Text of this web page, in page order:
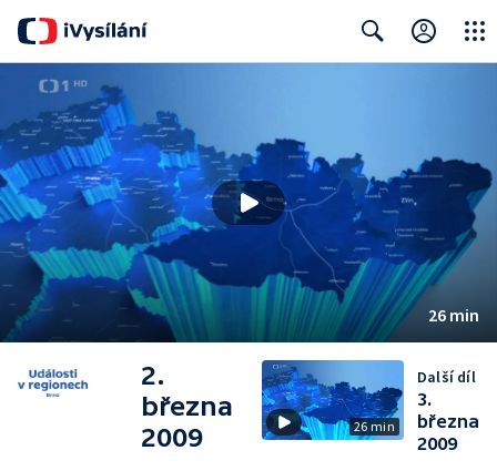
26 min
2.
března
2009
26 min
Další díl
3.
března
2009